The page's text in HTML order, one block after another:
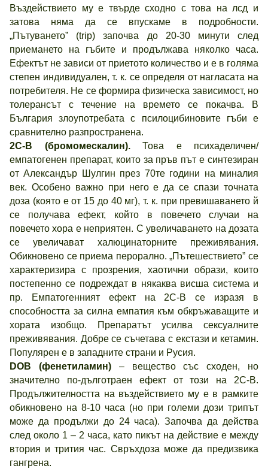
Въздействието му е твърде сходно с това на лсд и
затова няма да се впускаме в подробности.
„Пътуването” (trip) започва до 20-30 минути след
приемането на гъбите и продължава няколко часа.
Ефектът не зависи от приетото количество и е в голяма
степен индивидуален, т. к. се определя от нагласата на
потребителя. Не се формира физическа зависимост, но
толерансът с течение на времето се покачва. В
България злоупотребата с псилоцибиновите гъби е
сравнително разпространена.
2C-B (бромомескалин).Това е психаделичен/
емпатогенен препарат, които за пръв път е синтезиран
от Александър Шулгин през 70те години на миналия
век. Особено важно при него е да се спази точната
доза (която е от 15 до 40 мг), т. к. при превишаването й
се получава ефект, който в повечето случаи на
повечето хора е неприятен. С увеличаването на дозата
се увеличават халюцинаторните преживявания.
Обикновено се приема перорално. „Пътешествието” се
характеризира с прозрения, хаотични образи, които
постепенно се подреждат в някаква висша система и
пр. Емпатогенният ефект на 2С-В се изразя в
способността за силна емпатия към обкръжаващите и
хората изобщо. Препаратът усилва сексуалните
преживявания. Добре се съчетава с екстази и кетамин.
Популярен е в западните страни и Русия.
DOB (фенетиламин)– вещество със сходен, но
значително по-дълготраен ефект от този на 2С-В.
Продължителността на въздействието му е в рамките
обикновено на 8-10 часа (но при големи дози трипът
може да продължи до 24 часа). Започва да действа
след около 1 – 2 часа, като пикът на действие е между
втория и трития час. Свръхдоза може да предизвика
гангрена.